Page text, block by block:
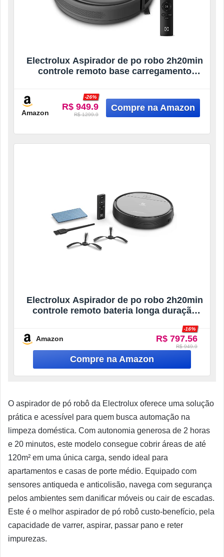
Electrolux Aspirador de po robo 2h20min
controle remoto base carregamento
aspira passa pano ERB30 bivolt preto
sensor antiqueda
Amazon
R$ 949.9
-26%
R$ 1299.9
Electrolux Aspirador de po robo 2h20min
controle remoto bateria longa duração
ERB20 bivolt preto sensor antiqueda
Amazon R$ 797.56
-16%
R$ 949.9
O aspirador de pó robô da Electrolux oferece uma solução
prática e acessível para quem busca automação na
limpeza doméstica. Com autonomia generosa de 2 horas
e 20 minutos, este modelo consegue cobrir áreas de até
120m² em uma única carga, sendo ideal para
apartamentos e casas de porte médio. Equipado com
sensores antiqueda e anticolisão, navega com segurança
pelos ambientes sem danificar móveis ou cair de escadas.
Este é o melhor aspirador de pó robô custo-benefício, pela
capacidade de varrer, aspirar, passar pano e reter
impurezas.